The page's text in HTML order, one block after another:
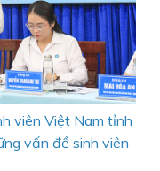
viên Việt Nam tỉnh
vấn đề sinh viên